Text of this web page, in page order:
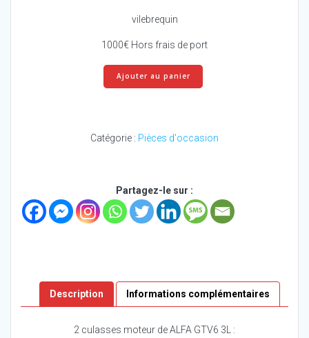
vilebrequin
1000€ Hors frais de port
quantité
de
ALFA
Ajouter au panier
Catégorie : Pièces d'occasion
Partagez-le sur :
Description Informations complémentaires
2 culasses moteur de ALFA GTV6 3L :